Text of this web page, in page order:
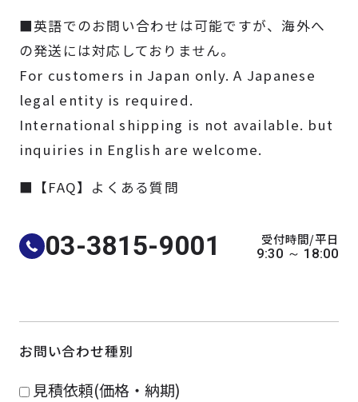
よくある質問
採用情報
事例
サポート
会社案内
■英語でのお問い合わせは可能ですが、海外へ
の発送には対応しておりません。
For customers in Japan only. A Japanese
legal entity is required.
International shipping is not available. but
inquiries in English are welcome.
■【FAQ】よくある質問
03-3815-9001 受付時間/平日
9:30 ～ 18:00
お問い合わせ種別
見積依頼(価格・納期)